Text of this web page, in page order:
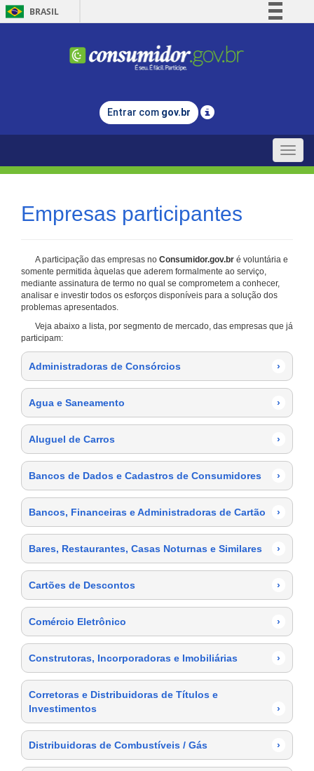
BRASIL
Comunica BR
Legislação
Entrar com gov.br
Toggle
Empresas participantes
A participação das empresas no Consumidor.gov.br é voluntária e
somente permitida àquelas que aderem formalmente ao serviço,
mediante assinatura de termo no qual se comprometem a conhecer,
analisar e investir todos os esforços disponíveis para a solução dos
problemas apresentados.
Veja abaixo a lista, por segmento de mercado, das empresas que já
participam:
Administradoras de Consórcios ›
Agua e Saneamento ›
Aluguel de Carros ›
Bancos de Dados e Cadastros de Consumidores ›
Bancos, Financeiras e Administradoras de Cartão ›
Bares, Restaurantes, Casas Noturnas e Similares ›
Cartões de Descontos ›
Comércio Eletrônico ›
Construtoras, Incorporadoras e Imobiliárias ›
Corretoras e Distribuidoras de Títulos e
Investimentos
›
Distribuidoras de Combustíveis / Gás ›